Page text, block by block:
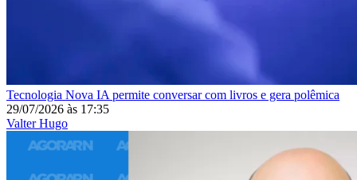
Tecnologia Nova IA permite conversar com livros e gera polêmica
29/07/2026 às 17:35
Valter Hugo